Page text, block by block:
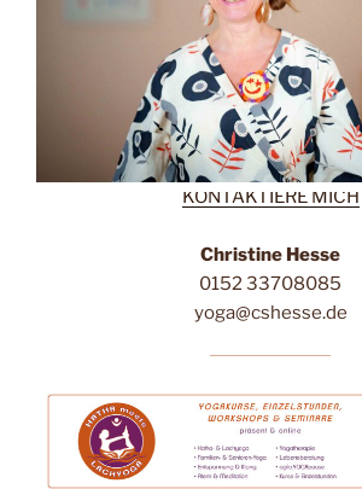
KONTAKTIERE MICH
Christine Hesse
0152 33708085
yoga@cshesse.de